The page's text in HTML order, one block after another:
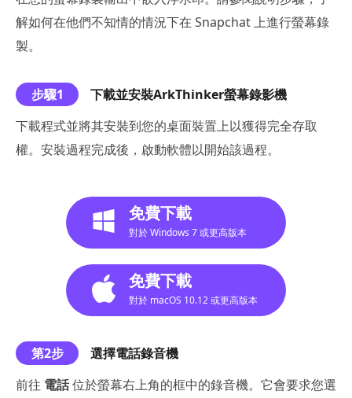
解如何在他們不知情的情況下在 Snapchat 上進行螢幕錄
製。
步驟1
下載並安裝ArkThinker螢幕錄影機
下載程式並將其安裝到您的桌面裝置上以獲得完全存取
權。安裝過程完成後，啟動軟體以開始該過程。
免費下載
對於 Windows 7 或更高版本
免費下載
對於 macOS 10.12 或更高版本
第2步
選擇電話錄音機
前往 電話位於螢幕右上角的框中的錄音機。它會要求您選